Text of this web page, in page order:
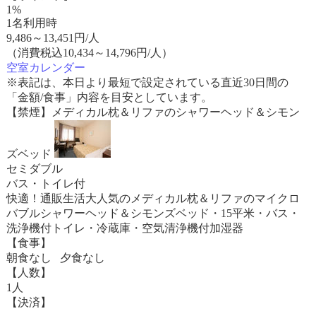
1%
1名利用時
9,486～ 13,451 円/人
（消費税込10,434～14,796円/人）
空室カレンダー
※表記は、本日より最短で設定されている直近30日間の
「金額/食事」内容を目安としています。
【禁煙】メディカル枕＆リファのシャワーヘッド＆シモン
ズベッド
セミダブル
バス・トイレ付
快適！通販生活大人気のメディカル枕＆リファのマイクロ
バブルシャワーヘッド＆シモンズベッド・15平米・バス・
洗浄機付トイレ・冷蔵庫・空気清浄機付加湿器
【食事】
朝食なし 夕食なし
【人数】
1人
【決済】